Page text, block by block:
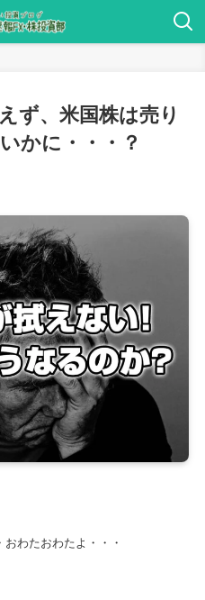
ず、米国株は売り
かに・・・？
わたおわたよ・・・